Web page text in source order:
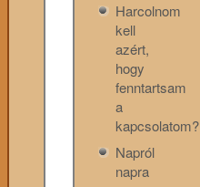
Harcolnom
kell
azért,
hogy
fenntartsam
a
kapcsolatom?
Napról
napra